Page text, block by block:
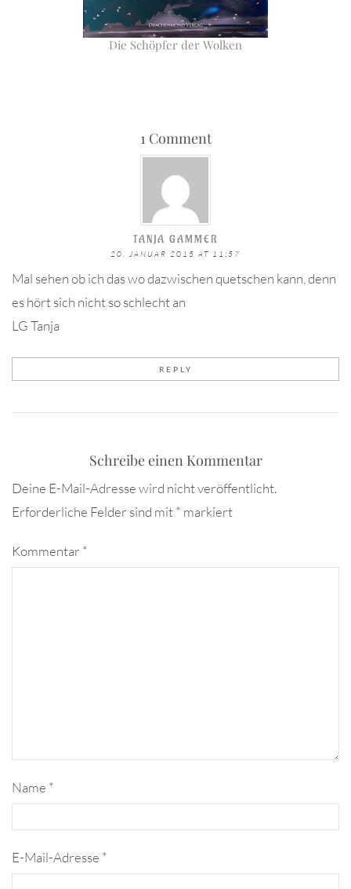
Die Schöpfer der Wolken
1 Comment
TANJA GAMMER
20. JANUAR 2015 AT 11:57
Mal sehen ob ich das wo dazwischen quetschen kann, denn
es hört sich nicht so schlecht an
LG Tanja
REPLY
Schreibe einen Kommentar
Deine E-Mail-Adresse wird nicht veröffentlicht.
Erforderliche Felder sind mit* markiert
Kommentar *
Name *
E-Mail-Adresse *